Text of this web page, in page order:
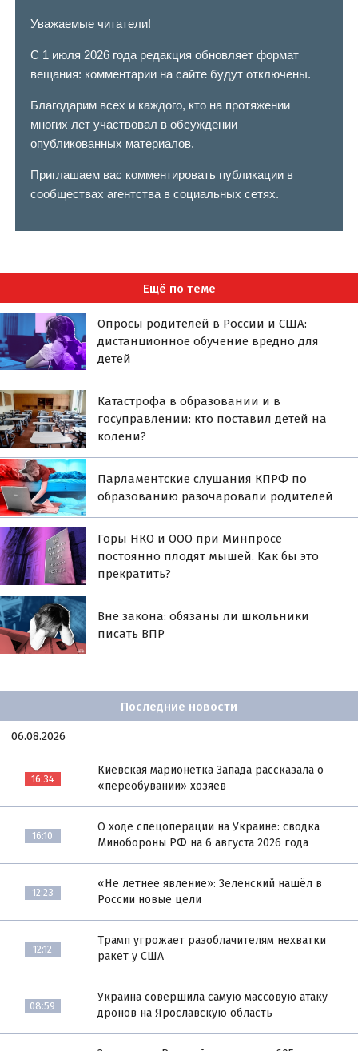
Уважаемые читатели!
С 1 июля 2026 года редакция обновляет формат
вещания: комментарии на сайте будут отключены.
Благодарим всех и каждого, кто на протяжении
многих лет участвовал в обсуждении
опубликованных материалов.
Приглашаем вас комментировать публикации в
сообществах агентства в социальных сетях.
Ещё по теме
Опросы родителей в России и США:
дистанционное обучение вредно для
детей
Катастрофа в образовании и в
госуправлении: кто поставил детей на
колени?
Парламентские слушания КПРФ по
образованию разочаровали родителей
Горы НКО и OOO при Минпросе
постоянно плодят мышей. Как бы это
прекратить?
Вне закона: обязаны ли школьники
писать ВПР
Последние новости
06.08.2026
16:34
Киевская марионетка Запада рассказала о
«переобувании» хозяев
16:10
О ходе спецоперации на Украине: сводка
Минобороны РФ на 6 августа 2026 года
12:23
«Не летнее явление»: Зеленский нашёл в
России новые цели
12:12
Трамп угрожает разоблачителям нехватки
ракет у США
08:59
Украина совершила самую массовую атаку
дронов на Ярославскую область